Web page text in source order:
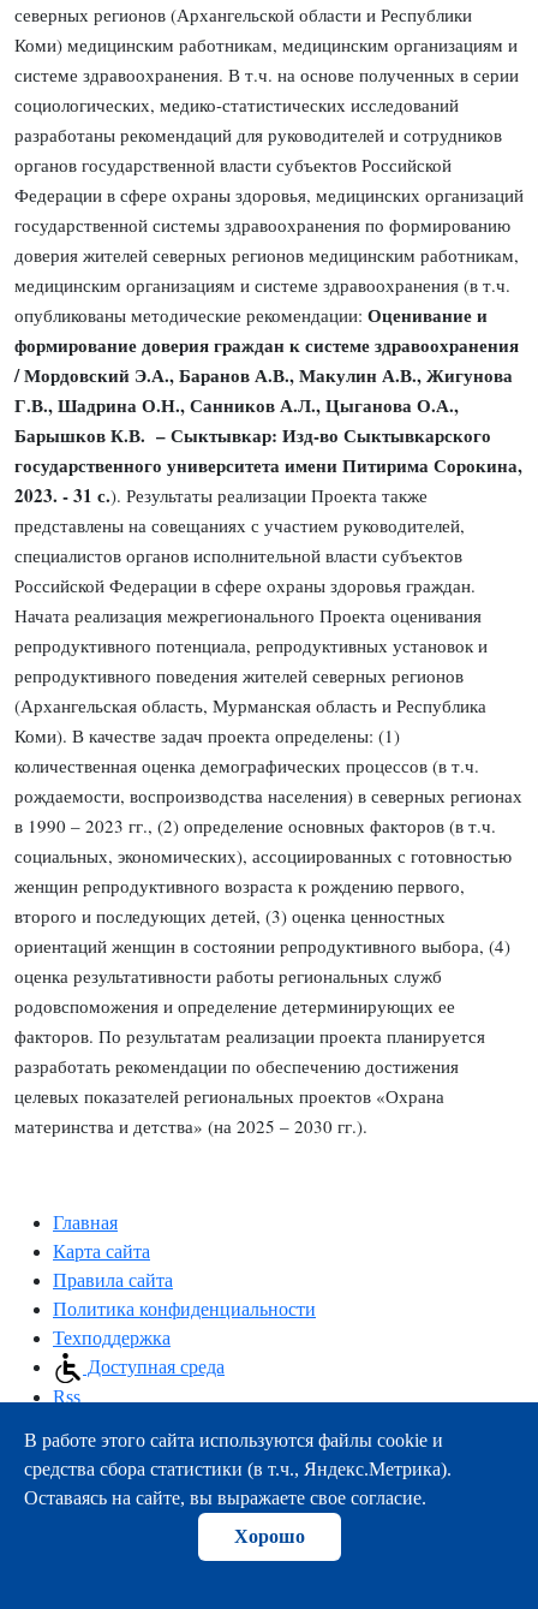
северных регионов (Архангельской области и Республики
Коми) медицинским работникам, медицинским организациям и
системе здравоохранения. В т.ч. на основе полученных в серии
социологических, медико-статистических исследований
разработаны рекомендаций для руководителей и сотрудников
органов государственной власти субъектов Российской
Федерации в сфере охраны здоровья, медицинских организаций
государственной системы здравоохранения по формированию
доверия жителей северных регионов медицинским работникам,
медицинским организациям и системе здравоохранения (в т.ч.
опубликованы методические рекомендации: Оценивание и
формирование доверия граждан к системе здравоохранения
/ Мордовский Э.А., Баранов А.В., Макулин А.В., Жигунова
Г.В., Шадрина О.Н., Санников А.Л., Цыганова О.А.,
Барышков К.В. – Сыктывкар: Изд-во Сыктывкарского
государственного университета имени Питирима Сорокина,
2023. - 31 с.). Результаты реализации Проекта также
представлены на совещаниях с участием руководителей,
специалистов органов исполнительной власти субъектов
Российской Федерации в сфере охраны здоровья граждан.
Начата реализация межрегионального Проекта оценивания
репродуктивного потенциала, репродуктивных установок и
репродуктивного поведения жителей северных регионов
(Архангельская область, Мурманская область и Республика
Коми). В качестве задач проекта определены: (1)
количественная оценка демографических процессов (в т.ч.
рождаемости, воспроизводства населения) в северных регионах
в 1990 – 2023 гг., (2) определение основных факторов (в т.ч.
социальных, экономических), ассоциированных с готовностью
женщин репродуктивного возраста к рождению первого,
второго и последующих детей, (3) оценка ценностных
ориентаций женщин в состоянии репродуктивного выбора, (4)
оценка результативности работы региональных служб
родовспоможения и определение детерминирующих ее
факторов. По результатам реализации проекта планируется
разработать рекомендации по обеспечению достижения
целевых показателей региональных проектов «Охрана
материнства и детства» (на 2025 – 2030 гг.).
Главная
Карта сайта
Правила сайта
Политика конфиденциальности
Техподдержка
Доступная среда
Rss
163000, г.Архангельск, пр-т Троицкий, 51
тел.:+7 (8182) 21-11-63
e-mail:info@nsmu.ru
© ФГБОУ ВО СГМУ (г. Архангельск) Минздрава России
В работе этого сайта используются файлы cookie и
средства сбора статистики (в т.ч., Яндекс.Метрика).
Оставаясь на сайте, вы выражаете свое согласие.
Хорошо